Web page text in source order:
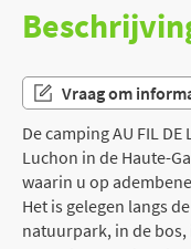
Vraag om
De camping AU FIL
Luchon in de Haute-
waarin u op
Het is gelegen langs
natuurpark, in de